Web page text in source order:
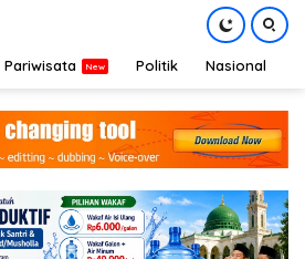
Pariwisata Politik Nasional